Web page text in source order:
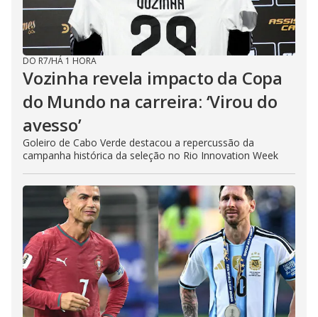
DO R7/HÁ 1 HORA
Vozinha revela impacto da Copa
do Mundo na carreira: ‘Virou do
avesso’
Goleiro de Cabo Verde destacou a repercussão da
campanha histórica da seleção no Rio Innovation Week